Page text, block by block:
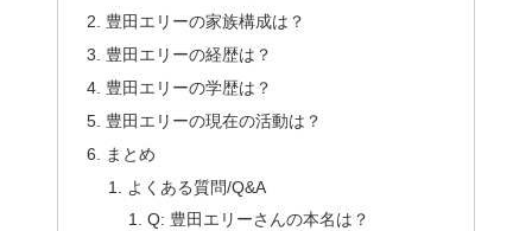
豊田エリーの家族構成は？
豊田エリーの経歴は？
豊田エリーの学歴は？
豊田エリーの現在の活動は？
まとめ
よくある質問/Q&A
Q: 豊田エリーさんの本名は？